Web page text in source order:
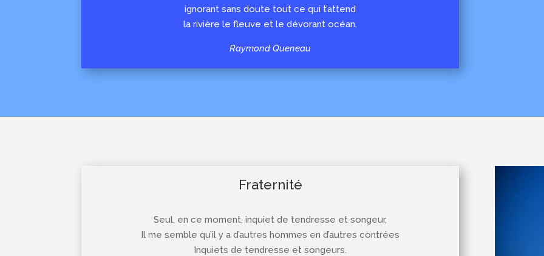
ignorant sans doute tout ce qui t’attend
la rivière le fleuve et le dévorant océan.
Raymond Queneau
Fraternité
Seul, en ce moment, inquiet de tendresse et songeur,
Il me semble qu’il y a d’autres hommes en d’autres contrées
Inquiets de tendresse et songeurs.